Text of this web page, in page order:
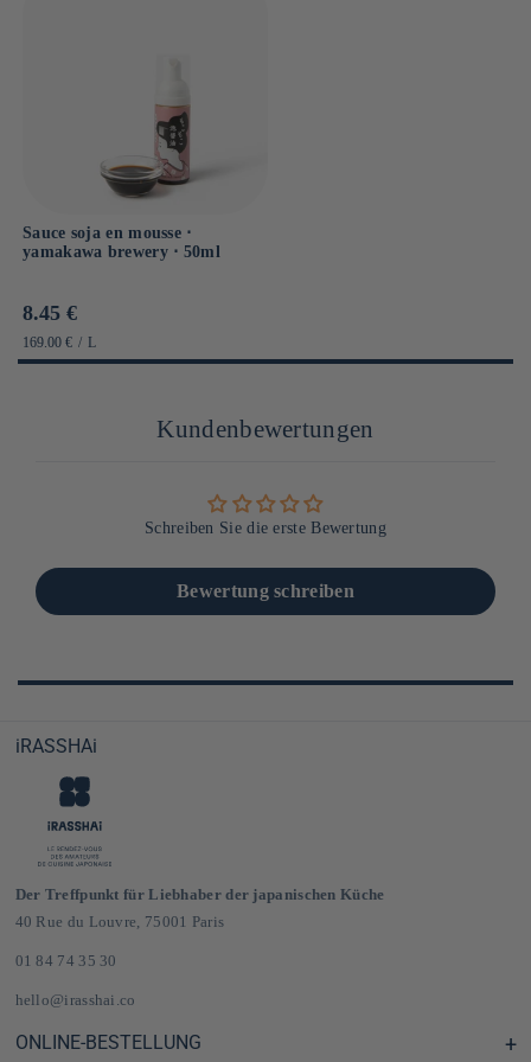
Sauce soja en mousse ⋅
yamakawa brewery ⋅ 50ml
Prix
habituel
8.45 €
PRIX
UNITAIRE
169.00 € / PAR
L
Kundenbewertungen
Schreiben Sie die erste Bewertung
Bewertung schreiben
iRASSHAi
Der Treffpunkt für Liebhaber der japanischen Küche
40 Rue du Louvre, 75001 Paris
01 84 74 35 30
hello@irasshai.co
ONLINE-BESTELLUNG